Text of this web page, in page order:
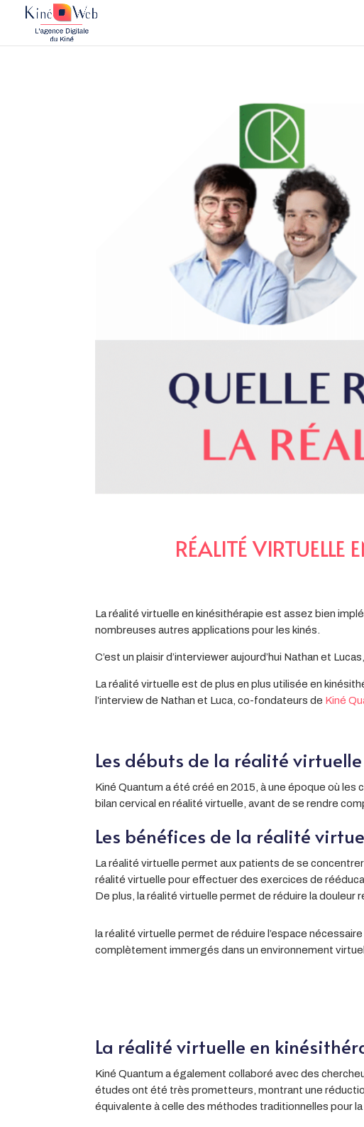
RÉALITÉ VIRTUELLE
La réalité virtuelle en kinésithérapie est assez bien
nombreuses autres applications pour les kinés.
C’est un plaisir d’interviewer aujourd’hui Nathan et Lucas,
La réalité virtuelle est de plus en plus utilisée en
l’interview de Nathan et Luca, co-fondateurs de Kiné
Les débuts de la réalité
Kiné Quantum a été créé en 2015, à une époque où
bilan cervical en réalité virtuelle, avant de se rendre
Les bénéfices de la réalité
La réalité virtuelle permet aux patients de se
réalité virtuelle pour effectuer des exercices de
De plus, la réalité virtuelle permet de réduire la douleur
la réalité virtuelle permet de réduire l’espace
complètement immergés dans un environnement
La réalité virtuelle en
Kiné Quantum a également collaboré avec des
études ont été très prometteurs, montrant une
équivalente à celle des méthodes traditionnelles pour la